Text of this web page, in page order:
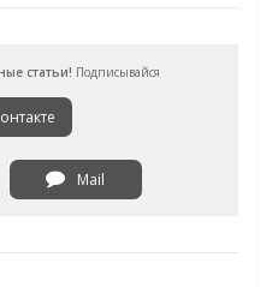
статьи! Подписывайся
Mail